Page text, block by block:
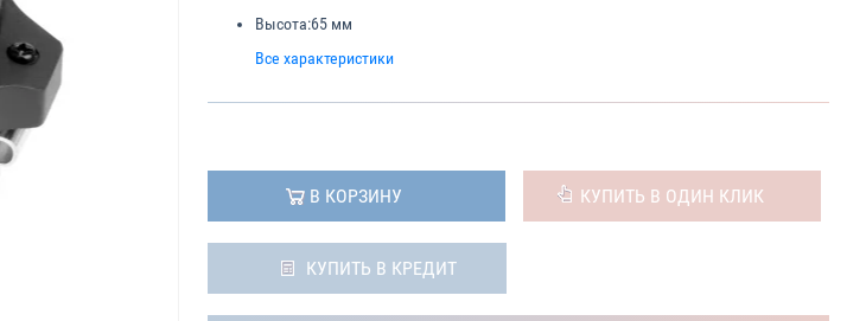
Высота:65 мм
Все характеристики
В КОРЗИНУ КУПИТЬ В ОДИН КЛИК
КУПИТЬ В КРЕДИТ